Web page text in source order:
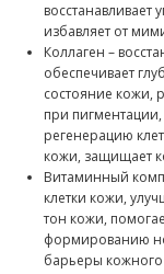
восстанавливает
избавляет от
Коллаген –
обеспечивает
состояние кожи,
при
регенерацию
кожи, защищает
Витаминный
клетки кожи,
тон кожи,
формированию
барьеры кожного